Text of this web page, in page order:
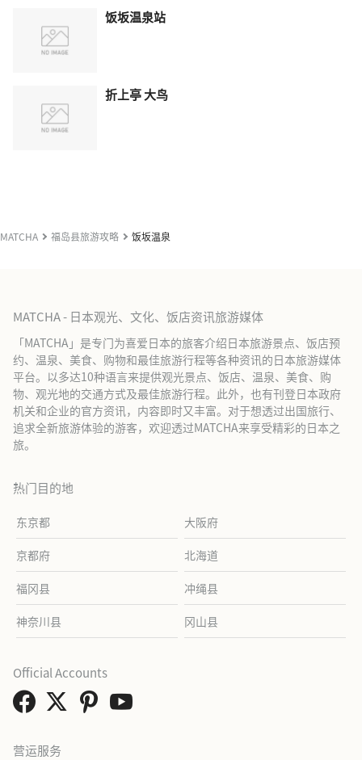
饭坂温泉站
折上亭 大鸟
MATCHA 福岛县旅游攻略 饭坂温泉
MATCHA - 日本观光、文化、饭店资讯旅游媒体
「MATCHA」是专门为喜爱日本的旅客介绍日本旅游景点、饭店预
约、温泉、美食、购物和最佳旅游行程等各种资讯的日本旅游媒体
平台。以多达10种语言来提供观光景点、饭店、温泉、美食、购
物、观光地的交通方式及最佳旅游行程。此外，也有刊登日本政府
机关和企业的官方资讯，内容即时又丰富。对于想透过出国旅行、
追求全新旅游体验的游客，欢迎透过MATCHA来享受精彩的日本之
旅。
热门目的地
东京都 大阪府
京都府 北海道
福冈县 冲绳县
神奈川县 冈山县
营运服务
Official Accounts